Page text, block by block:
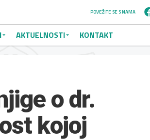
POVEŽITE SE S NAMA
AKTUELNOSTI KONTAKT
o dr.
kojoj